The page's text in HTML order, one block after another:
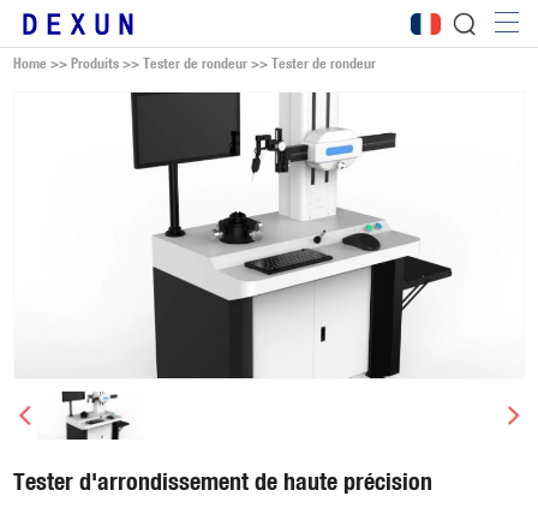
Home >>Produits >>Tester de rondeur >>Tester de rondeur
Tester d'arrondissement de haute précision